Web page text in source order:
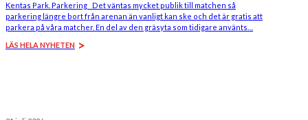
Kentas Park. Parkering Det väntas mycket publik till matchen så
parkering längre bort från arenan än vanligt kan ske och det är gratis att
parkera på våra matcher. En del av den gräsyta som tidigare använts…
LÄS HELA NYHETEN